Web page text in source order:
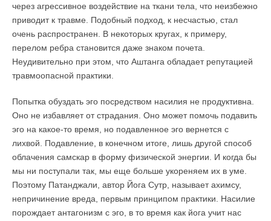
через агрессивное воздействие на ткани тела, что неизбежно
приводит к травме. Подобный подход, к несчастью, стал
очень распространен. В некоторых кругах, к примеру,
перелом ребра становится даже знаком почета.
Неудивительно при этом, что Аштанга обладает репутацией
травмоопасной практики.
Попытка обуздать эго посредством насилия не продуктивна.
Оно не избавляет от страдания. Оно может помочь подавить
эго на какое-то время, но подавленное эго вернется с
лихвой. Подавление, в конечном итоге, лишь другой способ
облачения самскар в форму физической энергии. И когда бы
мы ни поступали так, мы еще больше укореняем их в уме.
Поэтому Патанджали, автор Йога Сутр, называет ахимсу,
непричинение вреда, первым принципом практики. Насилие
порождает антагонизм с эго, в то время как йога учит нас